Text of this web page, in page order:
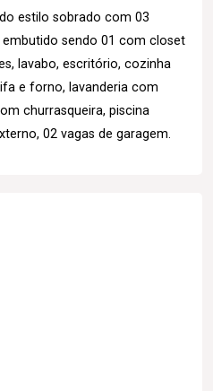
estilo sobrado com 03
sendo 01 com closet
lavabo, escritório, cozinha
e forno, lavanderia com
churrasqueira, piscina
02 vagas de garagem.